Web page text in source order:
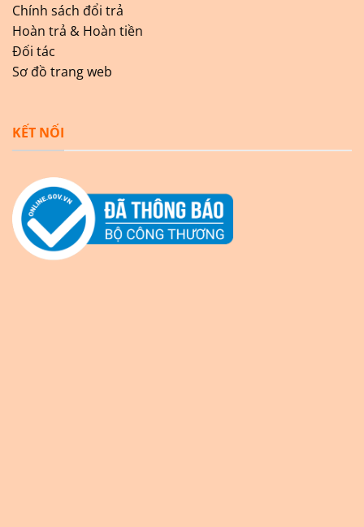
Chính sách đổi trả
Hoàn trả & Hoàn tiền
Đối tác
Sơ đồ trang web
KẾT NỐI